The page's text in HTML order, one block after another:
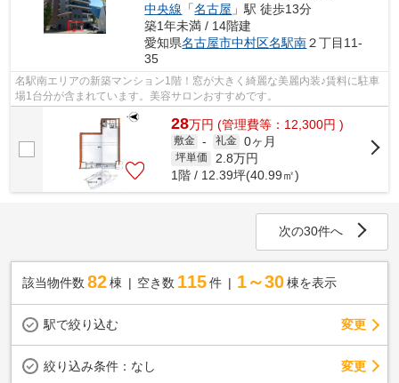
中央線 「名古屋 」駅 徒歩13分
築1年未満 / 14階建
愛知県名古屋市中村区名駅南２丁目11-
35
名駅南エリアの新築マンション1階！窓が大きく綺麗な美麗内装♪賃料に駐車
場1台分が含まれています。美容サロンおすすめです。
28万円 (管理費等：12,300円 )
敷金 - 礼金 0ヶ月
坪単価 2.8万円
1階 / 12.39坪(40.99㎡)
次の30件へ
該当物件数 82棟 空き数 115 件 1～30 棟を表示
駅で絞り込む 変更
絞り込み条件： なし 変更